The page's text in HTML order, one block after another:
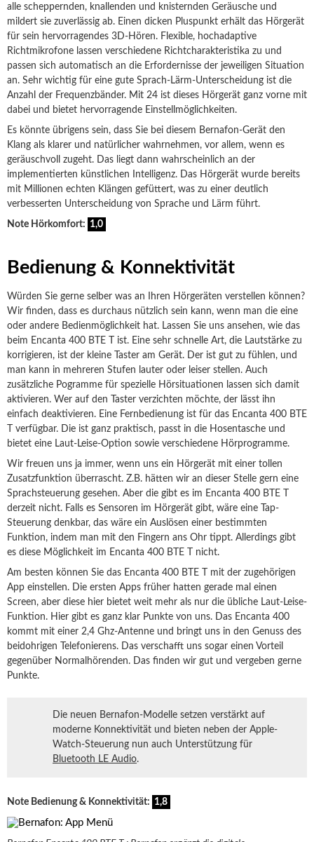
alle scheppernden, knallenden und knisternden Geräusche und
mildert sie zuverlässig ab. Einen dicken Pluspunkt erhält das Hörgerät
für sein hervorragendes 3D-Hören. Flexible, hochadaptive
Richtmikrofone lassen verschiedene Richtcharakteristika zu und
passen sich automatisch an die Erfordernisse der jeweiligen Situation
an. Sehr wichtig für eine gute Sprach-Lärm-Unterscheidung ist die
Anzahl der Frequenzbänder. Mit 24 ist dieses Hörgerät ganz vorne mit
dabei und bietet hervorragende Einstellmöglichkeiten.
Es könnte übrigens sein, dass Sie bei diesem Bernafon-Gerät den
Klang als klarer und natürlicher wahrnehmen, vor allem, wenn es
geräuschvoll zugeht. Das liegt dann wahrscheinlich an der
implementierten künstlichen Intelligenz. Das Hörgerät wurde bereits
mit Millionen echten Klängen gefüttert, was zu einer deutlich
verbesserten Unterscheidung von Sprache und Lärm führt.
Note Hörkomfort: 1,0
Bedienung & Konnektivität
Würden Sie gerne selber was an Ihren Hörgeräten verstellen können?
Wir finden, dass es durchaus nützlich sein kann, wenn man die eine
oder andere Bedienmöglichkeit hat. Lassen Sie uns ansehen, wie das
beim Encanta 400 BTE T ist. Eine sehr schnelle Art, die Lautstärke zu
korrigieren, ist der kleine Taster am Gerät. Der ist gut zu fühlen, und
man kann in mehreren Stufen lauter oder leiser stellen. Auch
zusätzliche Pogramme für spezielle Hörsituationen lassen sich damit
aktivieren. Wer auf den Taster verzichten möchte, der lässt ihn
einfach deaktivieren. Eine Fernbedienung ist für das Encanta 400 BTE
T verfügbar. Die ist ganz praktisch, passt in die Hosentasche und
bietet eine Laut-Leise-Option sowie verschiedene Hörprogramme.
Wir freuen uns ja immer, wenn uns ein Hörgerät mit einer tollen
Zusatzfunktion überrascht. Z.B. hätten wir an dieser Stelle gern eine
Sprachsteuerung gesehen. Aber die gibt es im Encanta 400 BTE T
derzeit nicht. Falls es Sensoren im Hörgerät gibt, wäre eine Tap-
Steuerung denkbar, das wäre ein Auslösen einer bestimmten
Funktion, indem man mit den Fingern ans Ohr tippt. Allerdings gibt
es diese Möglichkeit im Encanta 400 BTE T nicht.
Am besten können Sie das Encanta 400 BTE T mit der zugehörigen
App einstellen. Die ersten Apps früher hatten gerade mal einen
Screen, aber diese hier bietet weit mehr als nur die übliche Laut-Leise-
Funktion. Hier gibt es ganz klar Punkte von uns. Das Encanta 400
kommt mit einer 2,4 Ghz-Antenne und bringt uns in den Genuss des
beidohrigen Telefonierens. Das verschafft uns sogar einen Vorteil
gegenüber Normalhörenden. Das finden wir gut und vergeben gerne
Punkte.
Die neuen Bernafon-Modelle setzen verstärkt auf
moderne Konnektivität und bieten neben der Apple-
Watch-Steuerung nun auch Unterstützung für
Bluetooth LE Audio.
Note Bedienung & Konnektivität: 1,8